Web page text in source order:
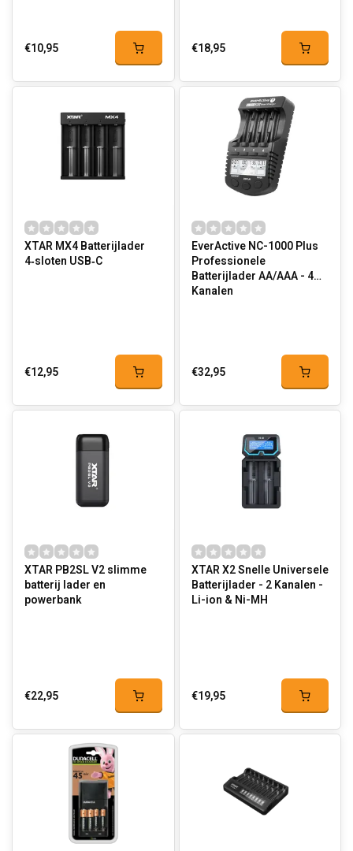
€10,95 €18,95
XTAR MX4 Batterijlader
4‑sloten USB‑C
€12,95
EverActive NC-1000 Plus
Professionele
Batterijlader AA/AAA - 4
Kanalen
€32,95
XTAR PB2SL V2 slimme
batterij lader en
powerbank
€22,95
XTAR X2 Snelle Universele
Batterijlader - 2 Kanalen -
Li-ion & Ni-MH
€19,95